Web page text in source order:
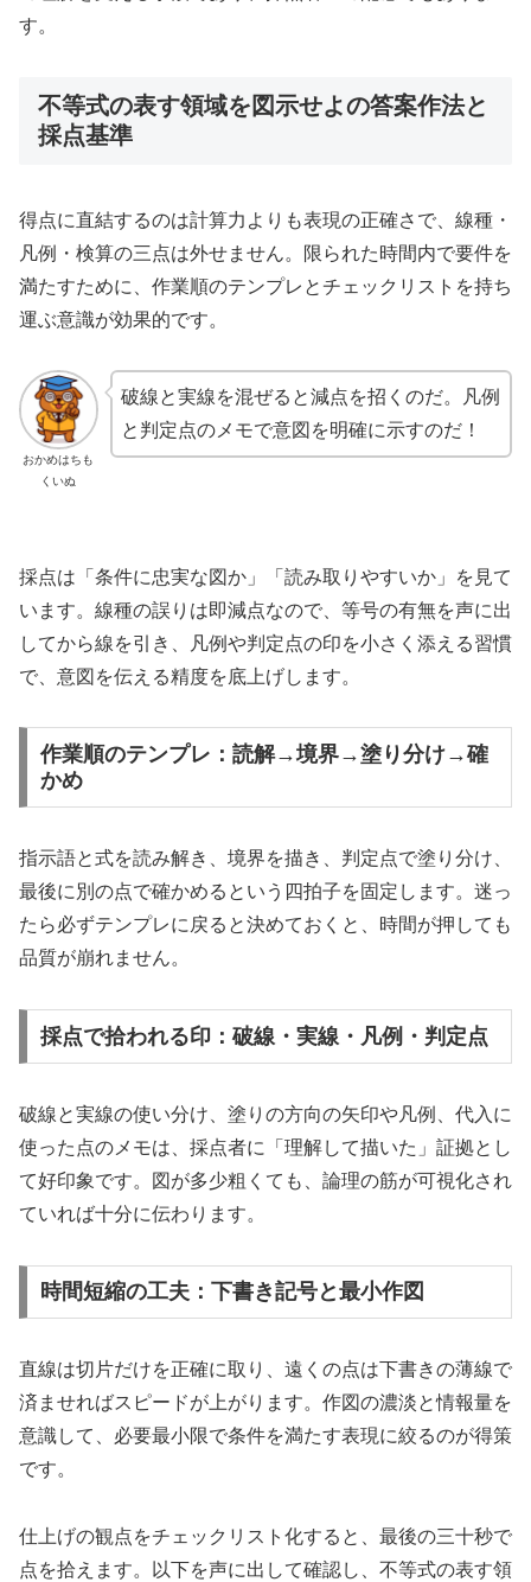
す。
不等式の表す領域を図示せよの答案作法と
採点基準
得点に直結するのは計算力よりも表現の正確さで、線種・
凡例・検算の三点は外せません。限られた時間内で要件を
満たすために、作業順のテンプレとチェックリストを持ち
運ぶ意識が効果的です。
おかめはちも
くいぬ
破線と実線を混ぜると減点を招くのだ。凡例
と判定点のメモで意図を明確に示すのだ！
採点は「条件に忠実な図か」「読み取りやすいか」を見て
います。線種の誤りは即減点なので、等号の有無を声に出
してから線を引き、凡例や判定点の印を小さく添える習慣
で、意図を伝える精度を底上げします。
作業順のテンプレ：読解→境界→塗り分け→確
かめ
指示語と式を読み解き、境界を描き、判定点で塗り分け、
最後に別の点で確かめるという四拍子を固定します。迷っ
たら必ずテンプレに戻ると決めておくと、時間が押しても
品質が崩れません。
採点で拾われる印：破線・実線・凡例・判定点
破線と実線の使い分け、塗りの方向の矢印や凡例、代入に
使った点のメモは、採点者に「理解して描いた」証拠とし
て好印象です。図が多少粗くても、論理の筋が可視化され
ていれば十分に伝わります。
時間短縮の工夫：下書き記号と最小作図
直線は切片だけを正確に取り、遠くの点は下書きの薄線で
済ませればスピードが上がります。作図の濃淡と情報量を
意識して、必要最小限で条件を満たす表現に絞るのが得策
です。
仕上げの観点をチェックリスト化すると、最後の三十秒で
点を拾えます。以下を声に出して確認し、不等式の表す領